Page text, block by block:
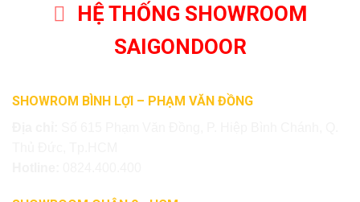
HỆ THỐNG SHOWROOM
SAIGONDOOR
SHOWROM BÌNH LỢI – PHẠM VĂN ĐỒNG